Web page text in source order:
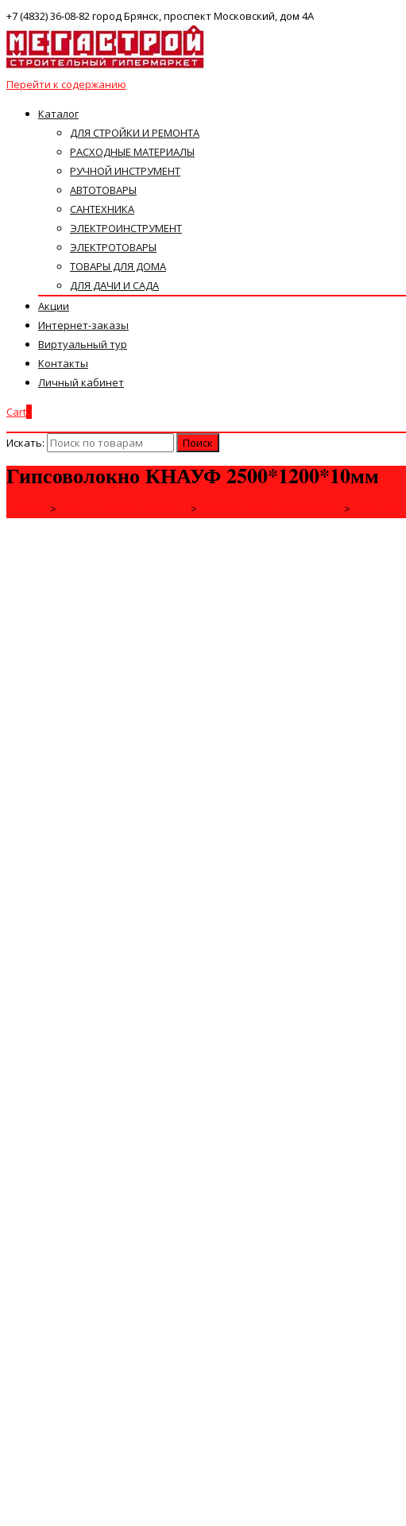
+7 (4832) 36-08-82 город Брянск, проспект Московский, дом 4А
Перейти к содержанию
Каталог
ДЛЯ СТРОЙКИ И РЕМОНТА
РАСХОДНЫЕ МАТЕРИАЛЫ
РУЧНОЙ ИНСТРУМЕНТ
АВТОТОВАРЫ
САНТЕХНИКА
ЭЛЕКТРОИНСТРУМЕНТ
ЭЛЕКТРОТОВАРЫ
ТОВАРЫ ДЛЯ ДОМА
ДЛЯ ДАЧИ И САДА
Акции
Интернет-заказы
Виртуальный тур
Контакты
Личный кабинет
Cart
Искать:
Гипсоволокно КНАУФ 2500*1200*10мм
> > >